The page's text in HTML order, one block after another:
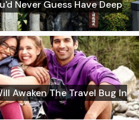
Never Guess Have Deep
Awaken The Travel Bug In